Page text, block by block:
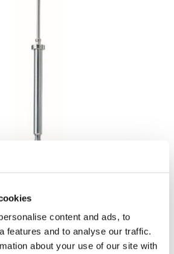
content and ads, to
features and to analyse our traffic.
about your use of our site with
Product
1 Stuk
€151,31
Excl. btw
€183,08
Incl. btw
Meer